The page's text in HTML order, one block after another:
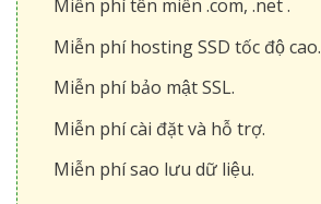
Miễn phí tên miền .com, .net .
Miễn phí hosting SSD tốc độ cao.
Miễn phí bảo mật SSL.
Miễn phí cài đặt và hỗ trợ.
Miễn phí sao lưu dữ liệu.